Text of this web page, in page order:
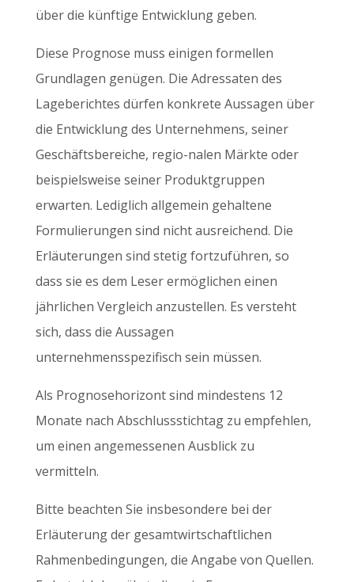
über die künftige Entwicklung geben.
Diese Prognose muss einigen formellen
Grundlagen genügen. Die Adressaten des
Lageberichtes dürfen konkrete Aussagen über
die Entwicklung des Unternehmens, seiner
Geschäftsbereiche, regio-nalen Märkte oder
beispielsweise seiner Produktgruppen
erwarten. Lediglich allgemein gehaltene
Formulierungen sind nicht ausreichend. Die
Erläuterungen sind stetig fortzuführen, so
dass sie es dem Leser ermöglichen einen
jährlichen Vergleich anzustellen. Es versteht
sich, dass die Aussagen
unternehmensspezifisch sein müssen.
Als Prognosehorizont sind mindestens 12
Monate nach Abschlussstichtag zu empfehlen,
um einen angemessenen Ausblick zu
vermitteln.
Bitte beachten Sie insbesondere bei der
Erläuterung der gesamtwirtschaftlichen
Rahmenbedingungen, die Angabe von Quellen.